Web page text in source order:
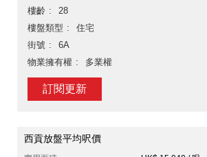
樓齡
28
樓盤類型
住宅
街號
6A
物業擁有權
多業權
訂閱更新
西貢放盤平均呎價